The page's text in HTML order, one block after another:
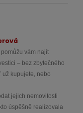
vám najít
– bez zbytečného
už kupujete, nebo
jejich nemovitosti
úspěšně realizovala